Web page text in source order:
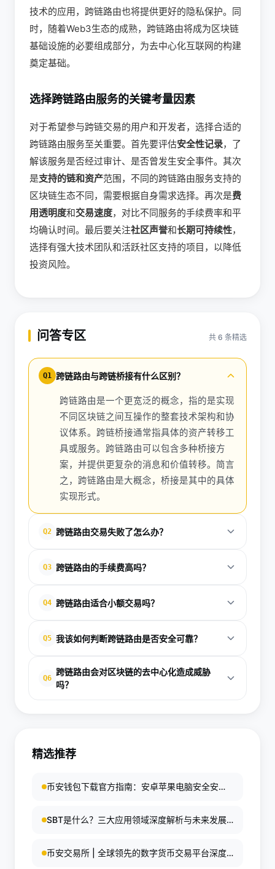
技术的应用，跨链路由也将提供更好的隐私保护。同
时，随着Web3生态的成熟，跨链路由将成为区块链
基础设施的必要组成部分，为去中心化互联网的构建
奠定基础。
选择跨链路由服务的关键考量因素
对于希望参与跨链交易的用户和开发者，选择合适的
跨链路由服务至关重要。首先要评估安全性记录，了
解该服务是否经过审计、是否曾发生安全事件。其次
是支持的链和资产范围，不同的跨链路由服务支持的
区块链生态不同，需要根据自身需求选择。再次是费
用透明度和交易速度，对比不同服务的手续费率和平
均确认时间。最后要关注社区声誉和长期可持续性，
选择有强大技术团队和活跃社区支持的项目，以降低
投资风险。
问答专区 共 6 条精选
Q1 跨链路由与跨链桥接有什么区别？
跨链路由是一个更宽泛的概念，指的是实现
不同区块链之间互操作的整套技术架构和协
议体系。跨链桥接通常指具体的资产转移工
具或服务。跨链路由可以包含多种桥接方
案，并提供更复杂的消息和价值转移。简言
之，跨链路由是大概念，桥接是其中的具体
实现形式。
Q2 跨链路由交易失败了怎么办？
交易要么完全成功，要么完全失败。如果交易失败，
中，仍可能因网络故障等原因出现异常情况。此时应
工介入处理。
Q3 跨链路由的手续费高吗？
链。通常包含源链交易费、中继费和目标链交易费三
势是去中心化和更好的隐私保护。不同方案的费用差
Q4 跨链路由适合小额交易吗？
言费用占比可能很大，不够经济。建议小额交易用户
模后再进行跨链操作。对于大额交易，跨链路由的成
本相对可接受。
Q5 我该如何判断跨链路由是否安全可靠？
全审计，审计报告是否公开；查阅项目历史是否有被
Q6
跨链路由会对区块链的去中心化造成威胁
吗？
应该采用分布式验证机制，多个独立节点参与确认，
案，能够更好地维护区块链生态的去中心化特性。
精选推荐
币安钱包下载官方指南：安卓苹果电脑安全安装
SBT是什么？三大应用领域深度解析与未来发展
币安交易所 | 全球领先的数字货币交易平台深度